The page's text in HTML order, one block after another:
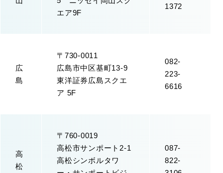
エア9F
1372
広
島
〒730-0011
広島市中区基町13-9
東洋証券広島スクエ
ア 5F
082-
223-
6616
高
松
〒760-0019
高松市サンポート2-1
高松シンボルタワ
087-
822-